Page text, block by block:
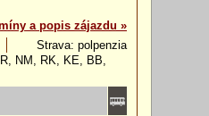
a popis zájazdu »
Strava: polpenzia
NM, RK, KE, BB,